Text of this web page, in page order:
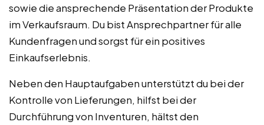
sowie die ansprechende Präsentation der Produkte
im Verkaufsraum. Du bist Ansprechpartner für alle
Kundenfragen und sorgst für ein positives
Einkaufserlebnis.
Neben den Hauptaufgaben unterstützt du bei der
Kontrolle von Lieferungen, hilfst bei der
Durchführung von Inventuren, hältst den